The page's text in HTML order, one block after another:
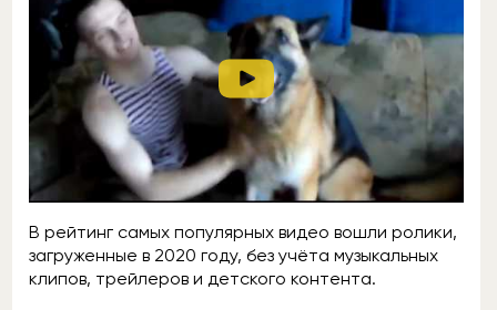
В рейтинг самых популярных видео вошли ролики,
загруженные в 2020 году, без учёта музыкальных
клипов, трейлеров и детского контента.